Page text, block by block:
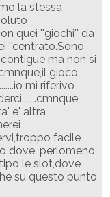
la stessa
quei ''giochi'' da
''centrato.Sono
ma non si
gioco
mi riferivo
e' altra
facile
dove, perlomeno,
le slot,dove
su questo punto